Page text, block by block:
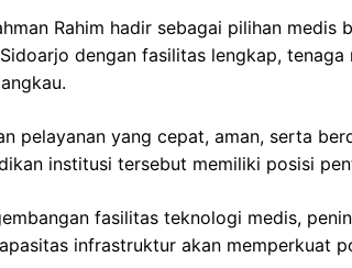
Rahim hadir sebagai pilihan medis
dengan fasilitas lengkap,
pelayanan yang cepat, aman, serta
institusi tersebut memiliki posisi
fasilitas teknologi medis,
infrastruktur akan memperkuat